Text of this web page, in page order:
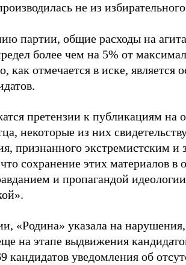
не из
партии, общие расходы на
более чем на 5% от
как отмечается в иске, является
претензии к публикациям на
некоторые из них
признанного экстремистским
сохранение этих материалов в
и пропагандой
«Родина» указала на
на этапе выдвижения
кандидатов уведомления об